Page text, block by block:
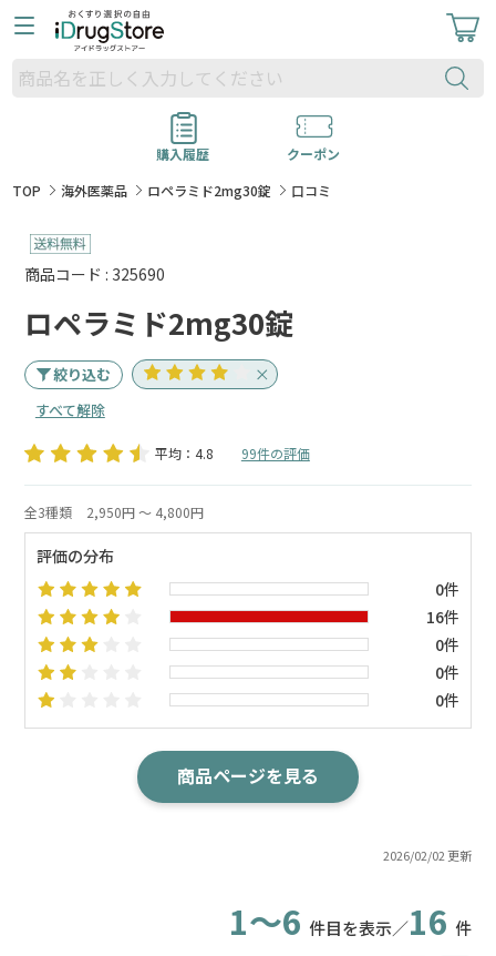
購入履歴
クーポン
TOP
海外医薬品 ロペラミド2mg30錠 口コミ
商品コード : 325690
ロペラミド2mg30錠
絞り込む
すべて解除
平均：4.8 99件の評価
2026/02/02 更新
全3種類 2,950円 ～ 4,800円
評価の分布
0件
16件
0件
0件
0件
商品ページを見る
1～6 件目を表示／16 件